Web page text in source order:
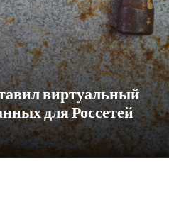
виртуальный
для Россетей